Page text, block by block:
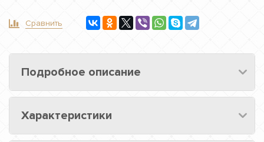
Сравнить
Подробное описание
Характеристики